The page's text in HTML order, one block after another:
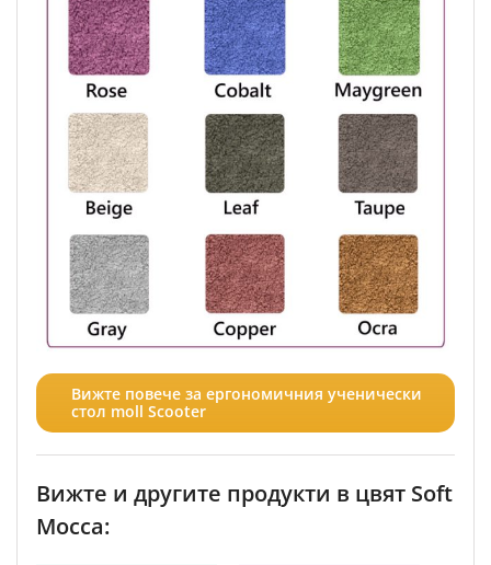
Вижте повече за ергономичния ученически
стол moll Scooter
Вижте и другите продукти в цвят Soft
Mocca: